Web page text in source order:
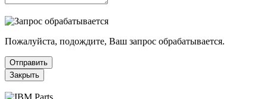
Пожалуйста, подождите, Ваш запрос обрабатывается.
Отправить
Закрыть